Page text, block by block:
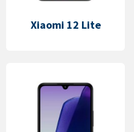
Xiaomi 12 Lite